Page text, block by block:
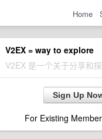
Home
V2EX = way to explore
V2EX 是一个关于分享和
Sign Up
For Existing Member